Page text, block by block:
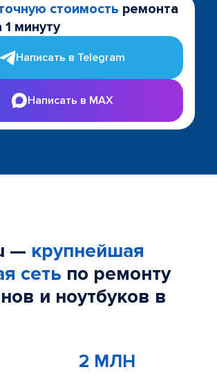
стоимость ремонта
1 минуту
Написать в Telegram
Написать в MAX
— крупнейшая
сеть по ремонту
и ноутбуков в
2 МЛН